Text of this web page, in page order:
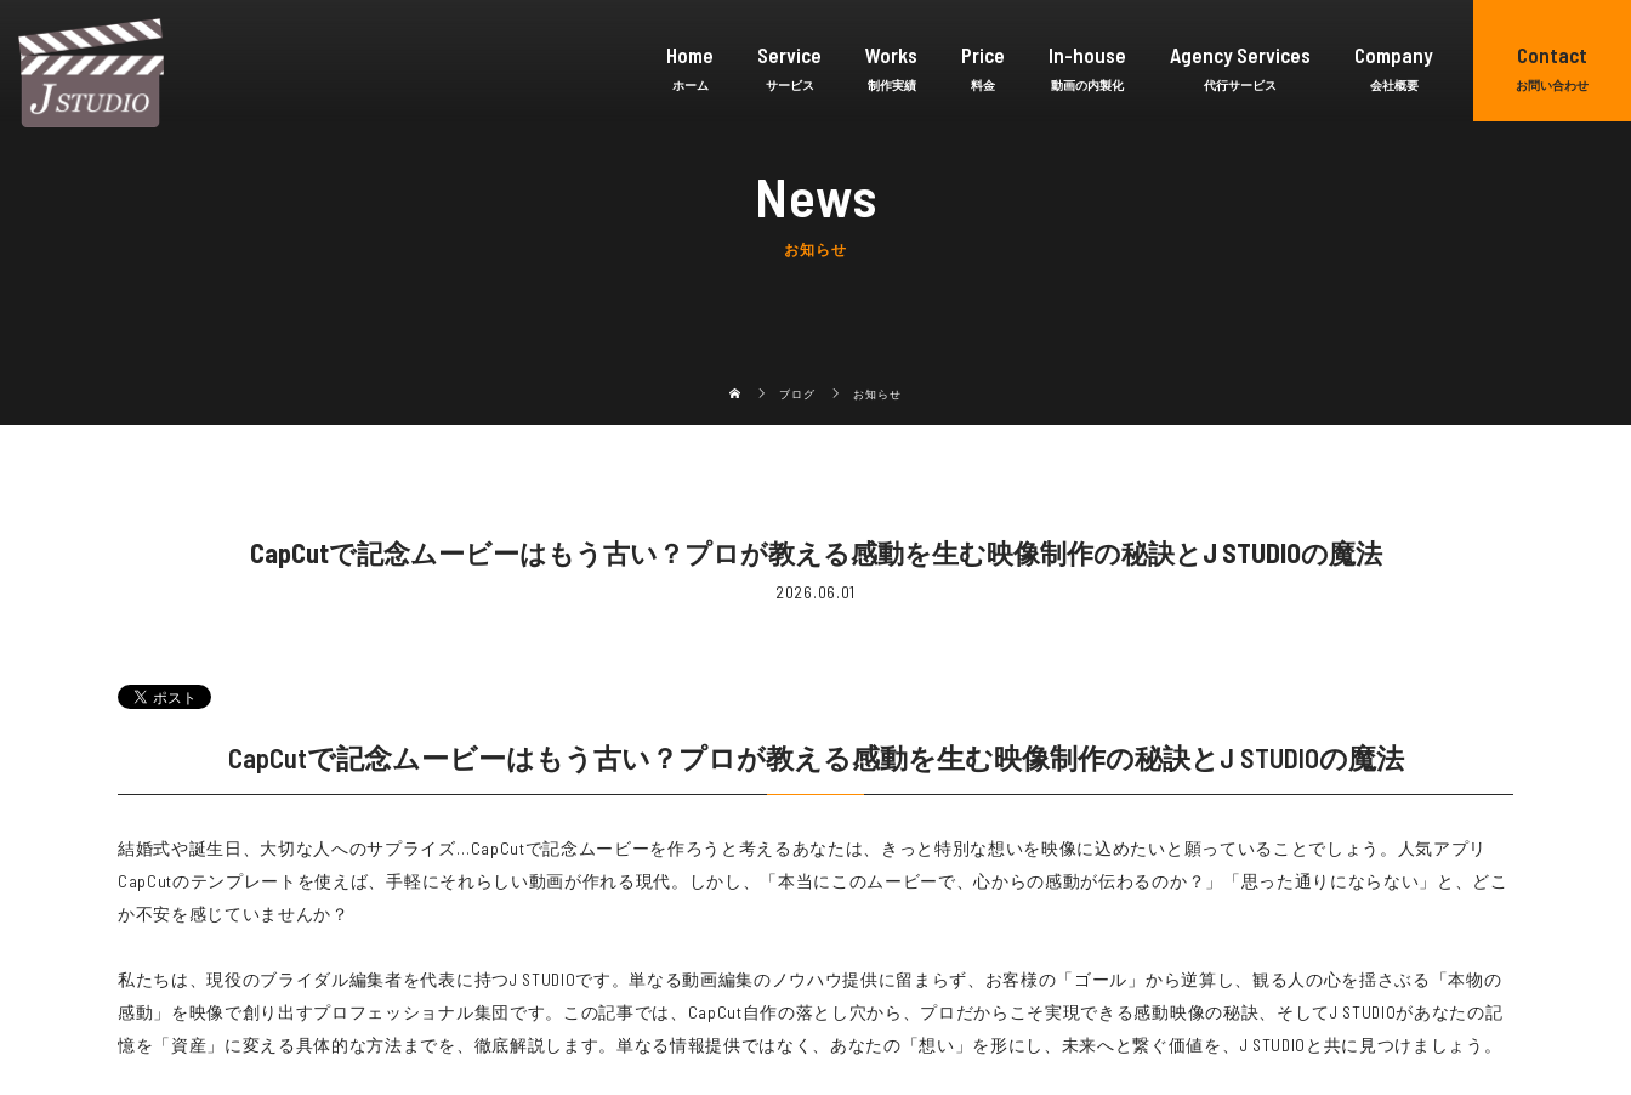
Home Service Works Price In-house Agency Services Company Contact
News
お知らせ
ブログ お知らせ
CapCutで記念ムービーはもう古い？プロが教える感動を生む映像制作の秘訣とJ STUDIOの魔法
2026.06.01
CapCutで記念ムービーはもう古い？プロが教える感動を生む映像制作の秘訣とJ STUDIOの魔法
結婚式や誕生日、大切な人へのサプライズ…CapCutで記念ムービーを作ろうと考えるあなたは、きっと特別な想いを映像に込めたいと願っていることでしょう。人気アプリ
CapCutのテンプレートを使えば、手軽にそれらしい動画が作れる現代。しかし、「本当にこのムービーで、心からの感動が伝わるのか？」「思った通りにならない」と、どこ
か不安を感じていませんか？
私たちは、現役のブライダル編集者を代表に持つJ STUDIOです。単なる動画編集のノウハウ提供に留まらず、お客様の「ゴール」から逆算し、観る人の心を揺さぶる「本物の
感動」を映像で創り出すプロフェッショナル集団です。この記事では、CapCut自作の落とし穴から、プロだからこそ実現できる感動映像の秘訣、そしてJ STUDIOがあなたの記
憶を「資産」に変える具体的な方法までを、徹底解説します。単なる情報提供ではなく、あなたの「想い」を形にし、未来へと繋ぐ価値を、J STUDIOと共に見つけましょう。